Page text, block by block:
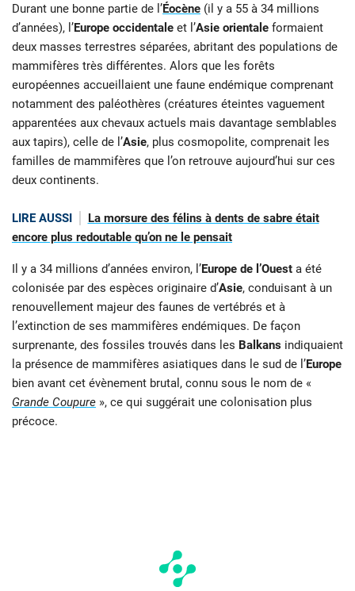
Durant une bonne partie de l’Éocène (il y a 55 à 34 millions
d’années), l’Europe occidentale et l’Asie orientale formaient
deux masses terrestres séparées, abritant des populations de
mammifères très différentes. Alors que les forêts
européennes accueillaient une faune endémique comprenant
notamment des paléothères (créatures éteintes vaguement
apparentées aux chevaux actuels mais davantage semblables
aux tapirs), celle de l’Asie, plus cosmopolite, comprenait les
familles de mammifères que l’on retrouve aujourd’hui sur ces
deux continents.
LIRE AUSSI
La morsure des félins à dents de sabre était
encore plus redoutable qu’on ne le pensait
Il y a 34 millions d’années environ, l’Europe de l’Ouest a été
colonisée par des espèces originaire d’Asie, conduisant à un
renouvellement majeur des faunes de vertébrés et à
l’extinction de ses mammifères endémiques. De façon
surprenante, des fossiles trouvés dans les Balkans indiquaient
la présence de mammifères asiatiques dans le sud de l’Europe
bien avant cet évènement brutal, connu sous le nom de «
Grande Coupure », ce qui suggérait une colonisation plus
précoce.